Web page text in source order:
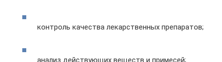
контроль качества лекарственных препаратов;
анализ действующих веществ и примесей;